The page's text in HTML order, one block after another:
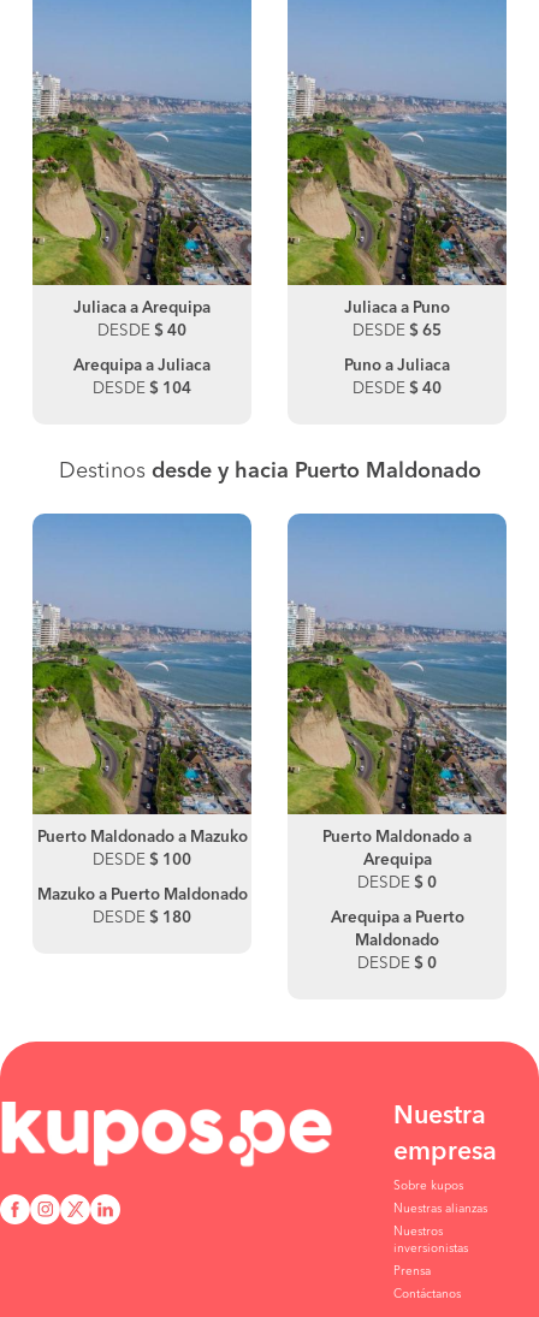
Juliaca a Arequipa
DESDE $ 40
Arequipa a Juliaca
DESDE $ 104
Juliaca a Puno
DESDE $ 65
Puno a Juliaca
DESDE $ 40
Destinos desde y hacia Puerto Maldonado
Puerto Maldonado a Mazuko
DESDE $ 100
Mazuko a Puerto Maldonado
DESDE $ 180
Puerto Maldonado a
Arequipa
DESDE $ 0
Arequipa a Puerto
Maldonado
DESDE $ 0
Nuestra
empresa
Sobre kupos
Nuestras alianzas
Nuestros
inversionistas
Prensa
Contáctanos